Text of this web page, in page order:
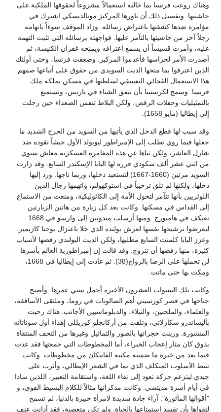
وهناك روعت فرنسا بما خالته استعمالاً مشروعاً لحقوقها الملكية على
حاشيتها. وتفصيل ذلك أن ياورها المركيز مونالديسكي اشترك في
مؤامرة ضدها كشفتها باعتراض رسائله. وزاد الموقف سوءاً باتهامه
رجلاً آخر من حاشيتها بالتآمر عليها. فواجهته برسائله التي تثبت التهمة
عليه، وأمرت قسيساً أن يسمع اعترافه ويمنحه غفران الكنيسة، ثم
أصدرت الأمر لحراسها فأعدموا المركيز. وصعقت فرنسا، وحتى أولئك
الذين اعترفوا بما منحها الديت السويدي من حقوق على أتباعها صمهم
هذا الاستعمال الفجائي التعسفي لسلطتها في مسكن يملكه ملك
فرنسا. وسمح لكرستينا بأن تنفق الشتاء في باريس، وتستمتع
بالتمثيليات وحفلات الرقص، ولكن البلاط تنفس الصعداء حين رحلت
إلى إيطاليا (مايو 1658).
وقد سبب لها قطع الدخل الذي يأتيها من السويد من الحرج الشديد ما
جعلها فيما روي تطلب إلى الإمبراطور ليوبولد الأول جيشاً تقوده ضد
شارل العاشر، ولكن ثناها عن هذه المغامرة العسكرية معاش سنوي
من اثني عشر ألف سكودي قرره لها البابا الإسكندر السابع. وقد زارت
السويد مرتين (1660-1667) لتستعيد دخلها، وربما تاجها. ورد إليها
دخلها، ولكنها لم تلق ترحيباً في استوكهولم، واتهمها رجال الدين
اللوثريين بأنها تتآمر لتحول الأمة إلى الكاثوليكية، ومنعت من الاستماع
إلى القداس في مسكنها. وكانت بعد كل زيارة من هاتين الزيارتين
تعتكف في هامبورج. ومنها أرسلت مندوبين إلى وارسو في 1668
ليعرضوا ترشيحها نفسها لعرش بولندة الذي خلا باعتزال يوحنا كازيمير.
وعزز البابا كلمنت السابع مطلبها، ولكن الديت البولندي رفضها لأسباب
كثيرة، منها رفضها أن تتزوج. وقد قالت إن إمبراطورية العالم بأسرها
لن تحملها على الرضا بالزواج(38). ثم عادت إلى إيطاليا في 1668،
ومكث بها حتى ماتت.
وكانت تلك السنوات العشرون الأخيرة أجمل سني عمرها. وأصبح
جناحها في قصر كورسيني أهم الصالونات في روما، وملتقى الأساقفة،
والعلماء، والملحنين، والنبلاء، والدبلوماسيين الأجانب. هناك رحبت
بأليساندرو سكارلاتي، وتلقت من أركانجلو كوريللي إهداء أول سوناتاته
المنشورة. وزينت حجراتها بالصور والتماثيل وغيرها من التحف المنتقاة
بذوق كان مثار إعجاب الخبراء، أما المخطوطات التي جمعتها فقد عدت
فيما بعد من خيرة ما ضمنته مكتبة الفاتيكان من مخطوطات. وكانت
تثبط الأسلوب المتكلف الذي نما في الشعر الإيطالي، وأثرت على
جيدي ليتزعم حركة تعود إلى نقاء اللغة، واستقامة التعبير، اللذين سادا
في أيام أسرة مديتشي. وكانت مذكراتها مثالاً للكلام البسيط القوي، و
"أقوالها المأثورة". آراء جادة سديدة لامرأة خبيرة بالدنيا، لم تسمح
لتقواها بأن تفسد استمتاعها بالحياة. ولم تكن متعصبة، فقد أدانت عنف